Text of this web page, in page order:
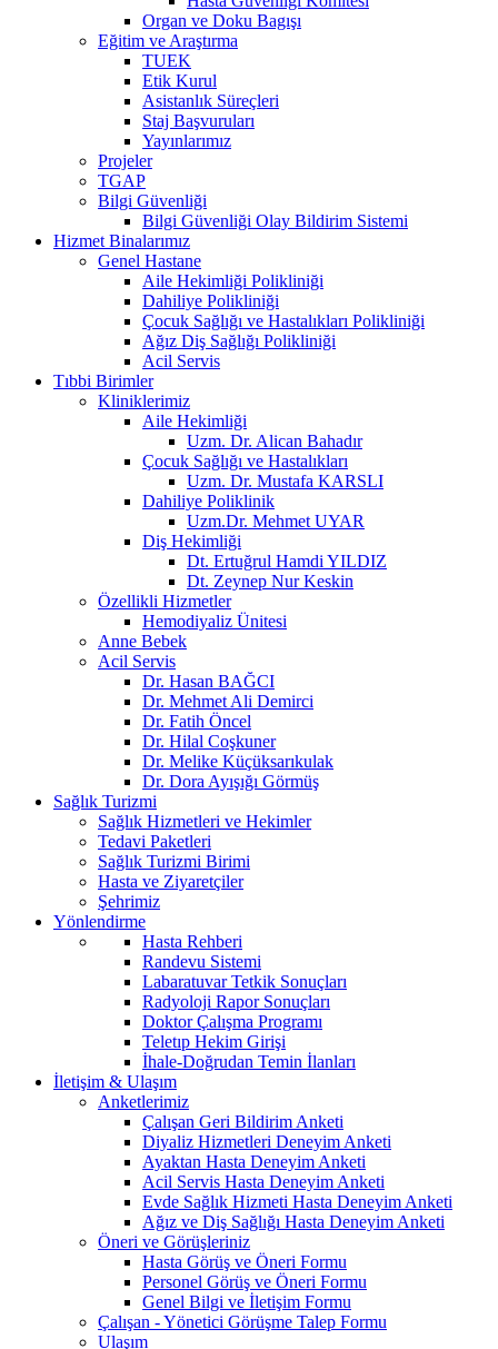
Organ ve Doku Bagışı
Eğitim ve Araştırma
TUEK
Etik Kurul
Asistanlık Süreçleri
Staj Başvuruları
Yayınlarımız
Projeler
TGAP
Bilgi Güvenliği
Bilgi Güvenliği Olay Bildirim Sistemi
Hizmet Binalarımız
Genel Hastane
Aile Hekimliği Polikliniği
Dahiliye Polikliniği
Çocuk Sağlığı ve Hastalıkları Polikliniği
Ağız Diş Sağlığı Polikliniği
Acil Servis
Tıbbi Birimler
Kliniklerimiz
Aile Hekimliği
Uzm. Dr. Alican Bahadır
Çocuk Sağlığı ve Hastalıkları
Uzm. Dr. Mustafa KARSLI
Dahiliye Poliklinik
Uzm.Dr. Mehmet UYAR
Diş Hekimliği
Dt. Ertuğrul Hamdi YILDIZ
Dt. Zeynep Nur Keskin
Özellikli Hizmetler
Hemodiyaliz Ünitesi
Anne Bebek
Acil Servis
Dr. Hasan BAĞCI
Dr. Mehmet Ali Demirci
Dr. Fatih Öncel
Dr. Hilal Coşkuner
Dr. Melike Küçüksarıkulak
Dr. Dora Ayışığı Görmüş
Sağlık Turizmi
Sağlık Hizmetleri ve Hekimler
Tedavi Paketleri
Sağlık Turizmi Birimi
Hasta ve Ziyaretçiler
Şehrimiz
Yönlendirme
Hasta Rehberi
Randevu Sistemi
Labaratuvar Tetkik Sonuçları
Radyoloji Rapor Sonuçları
Doktor Çalışma Programı
Teletıp Hekim Girişi
İhale-Doğrudan Temin İlanları
İletişim & Ulaşım
Anketlerimiz
Çalışan Geri Bildirim Anketi
Diyaliz Hizmetleri Deneyim Anketi
Ayaktan Hasta Deneyim Anketi
Acil Servis Hasta Deneyim Anketi
Evde Sağlık Hizmeti Hasta Deneyim Anketi
Ağız ve Diş Sağlığı Hasta Deneyim Anketi
Öneri ve Görüşleriniz
Hasta Görüş ve Öneri Formu
Personel Görüş ve Öneri Formu
Genel Bilgi ve İletişim Formu
Çalışan - Yönetici Görüşme Talep Formu
Ulaşım